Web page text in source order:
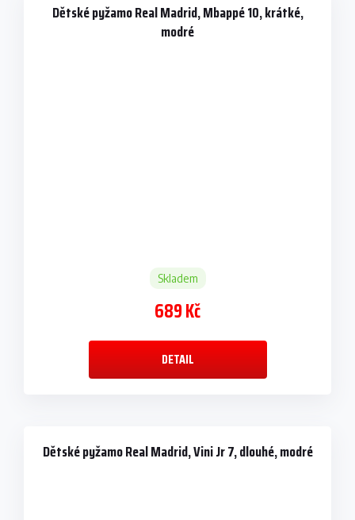
Dětské pyžamo Real Madrid, Mbappé 10, krátké,
modré
Skladem
689 Kč
DETAIL
Dětské pyžamo Real Madrid, Vini Jr 7, dlouhé, modré